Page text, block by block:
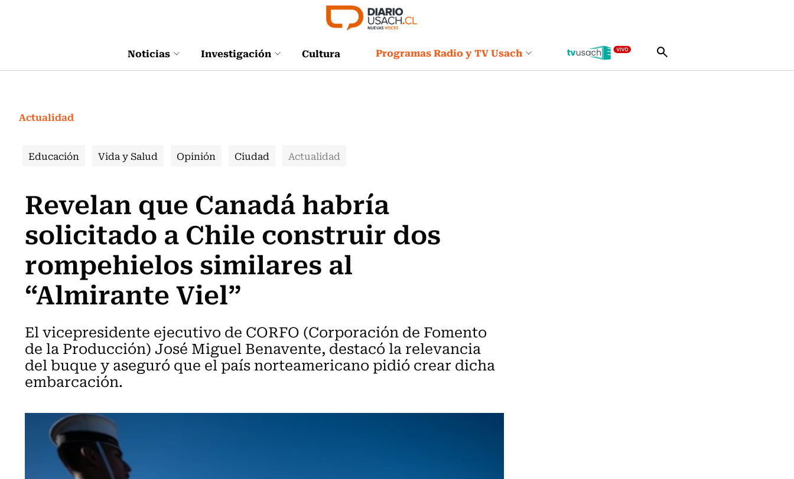
Noticias Investigación Cultura Programas Radio y TV Usach
Actualidad
Educación Vida y Salud Opinión Ciudad Actualidad
Revelan que Canadá habría
solicitado a Chile construir dos
rompehielos similares al
“Almirante Viel”
El vicepresidente ejecutivo de CORFO (Corporación de Fomento
de la Producción) José Miguel Benavente, destacó la relevancia
del buque y aseguró que el país norteamericano pidió crear dicha
embarcación.